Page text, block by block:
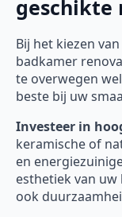
geschikte
Bij het kiezen
badkamer
te overwegen
beste bij uw
Investeer in
keramische of
en
esthetiek van
ook